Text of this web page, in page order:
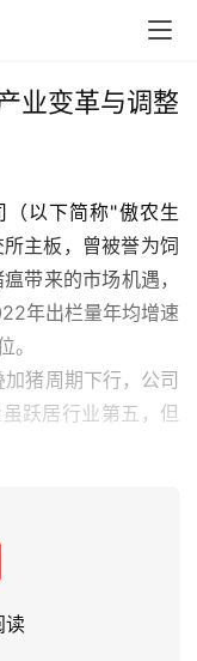
业变革与调整
以下简称"傲农生
主板，曾被誉为饲
带来的市场机遇，
年出栏量年均增速
。
猪周期下行，公司
跃居行业第五，但
读